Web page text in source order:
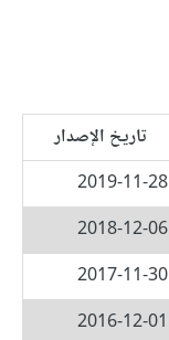
تاريخ الإصدار
2019-11-28
2018-12-06
2017-11-30
2016-12-01